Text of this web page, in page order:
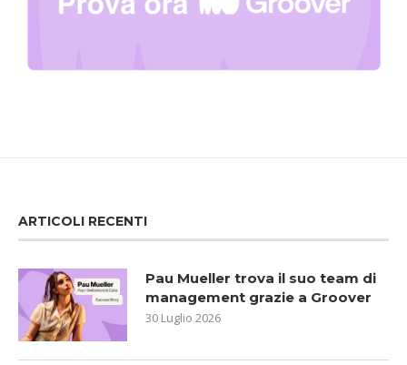
ARTICOLI RECENTI
Pau Mueller trova il suo team di
management grazie a Groover
30 Luglio 2026